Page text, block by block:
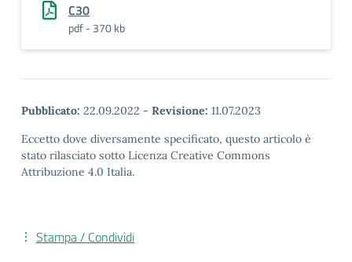
C30
pdf - 370 kb
Pubblicato: 22.09.2022 - Revisione: 11.07.2023
Eccetto dove diversamente specificato, questo articolo è
stato rilasciato sotto Licenza Creative Commons
Attribuzione 4.0 Italia.
Stampa / Condividi